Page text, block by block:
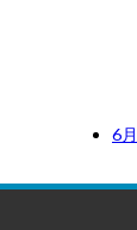
6